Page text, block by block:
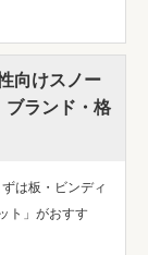
向けスノー
ブランド・格
は板・ビンディ
ト」がおすす